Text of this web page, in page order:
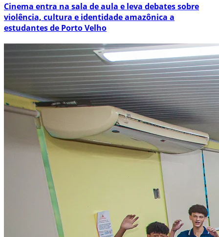
Cinema entra na sala de aula e leva debates sobre
violência, cultura e identidade amazônica a
estudantes de Porto Velho